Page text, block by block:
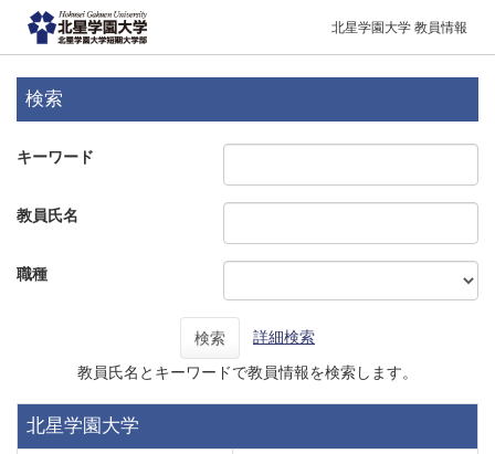
北星学園大学 教員情報
検索
キーワード
教員氏名
職種
検索 詳細検索
教員氏名とキーワードで教員情報を検索します。
北星学園大学